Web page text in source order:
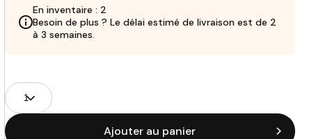
En inventaire : 2
Besoin de plus ? Le délai estimé de livraison est de 2
à 3 semaines.
Champs
de
produits
Quantité
Ajouter au panier